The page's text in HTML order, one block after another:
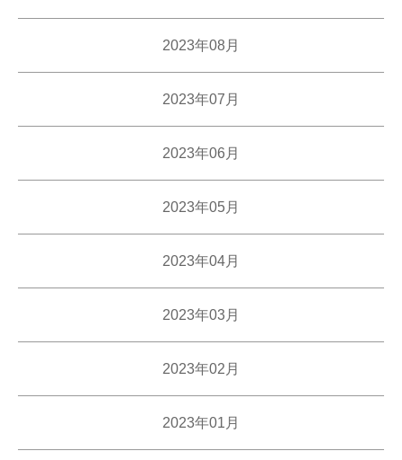
2023年08月
2023年07月
2023年06月
2023年05月
2023年04月
2023年03月
2023年02月
2023年01月